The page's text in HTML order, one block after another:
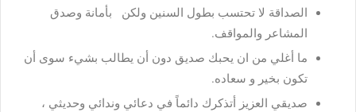
الصداقة لا تحتسب بطول السنين ولكن بأمانة وصدق
المشاعر والمواقف.
ما أغلي من ان يحبك صديق دون أن يطالب بشيء سوى أن
تكون بخير و سعاده.
صديقي العزيز أتذكرك دائماً في دعائي وندائي وحديثي ،